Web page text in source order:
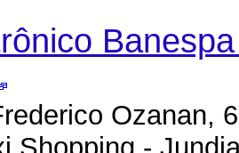
Ozanan,